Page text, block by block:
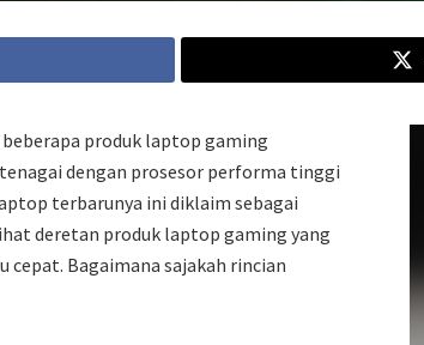
produk laptop gaming
dengan prosesor performa tinggi
terbarunya ini diklaim sebagai
deretan produk laptop gaming yang
cepat. Bagaimana sajakah rincian